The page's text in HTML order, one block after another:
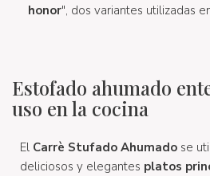
honor", dos variantes utilizadas
Estofado ahumado
uso en la cocina
El Carrè Stufado Ahumado se
deliciosos y elegantes platos